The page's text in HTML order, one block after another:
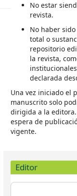
No estar
revista.
No haber
total o
repositorio
la revista,
declarada
Una vez iniciado el
manuscrito solo
dirigida a la
espera de
vigente.
Editor